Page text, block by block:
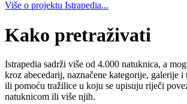
Više o projektu Istrapedia...
Kako pretraživati
Istrapedia sadrži više od 4.000 natuknica, a
kroz abecedarij, naznačene kategorije, galerije i
ili pomoću tražilice u koju se upisuju riječi
natuknicom ili više njih.